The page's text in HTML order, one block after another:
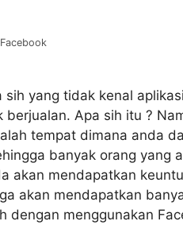
yang tidak kenal
Apa sih itu ?
tempat dimana anda
banyak orang yang
akan mendapatkan
akan mendapatkan
dengan menggunakan